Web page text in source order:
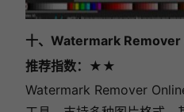
十、Watermark Remover
推荐指数：★★
Watermark Remover